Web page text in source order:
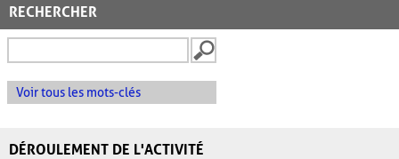
RECHERCHER
Voir tous les mots-clés
DÉROULEMENT DE L'ACTIVITÉ